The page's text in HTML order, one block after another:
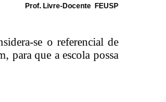
Prof. Livre-Docente FEUSP
se o referencial de
para que a escola possa